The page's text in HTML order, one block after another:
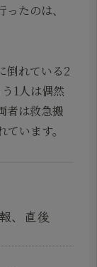
たのは、
倒れている2
1人は偶然
者は救急搬
います。
、直後